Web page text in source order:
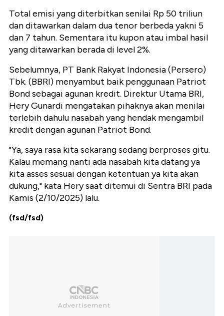
Total emisi yang diterbitkan senilai Rp 50 triliun
dan ditawarkan dalam dua tenor berbeda yakni 5
dan 7 tahun. Sementara itu kupon atau imbal hasil
yang ditawarkan berada di level 2%.
Sebelumnya, PT Bank Rakyat Indonesia (Persero)
Tbk. (BBRI) menyambut baik penggunaan Patriot
Bond sebagai agunan kredit. Direktur Utama BRI,
Hery Gunardi mengatakan pihaknya akan menilai
terlebih dahulu nasabah yang hendak mengambil
kredit dengan agunan Patriot Bond.
"Ya, saya rasa kita sekarang sedang berproses gitu.
Kalau memang nanti ada nasabah kita datang ya
kita asses sesuai dengan ketentuan ya kita akan
dukung," kata Hery saat ditemui di Sentra BRI pada
Kamis (2/10/2025) lalu.
(fsd/fsd)